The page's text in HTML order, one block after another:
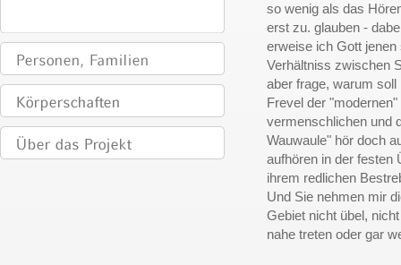
so wenig als das
erst zu. glauben -
erweise ich Gott
Verhältniss zwischen
aber frage, warum
Frevel der
vermenschlichen und
Wauwaule" hör doch
aufhören in der festen
ihrem redlichen
Und Sie nehmen mir
Gebiet nicht übel,
nahe treten oder gar